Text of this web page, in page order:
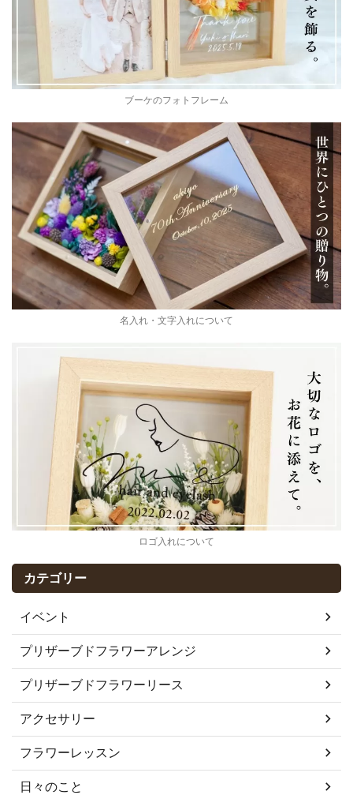
ブーケのフォトフレーム
名入れ・文字入れについて
ロゴ入れについて
カテゴリー
イベント
プリザーブドフラワーアレンジ
プリザーブドフラワーリース
アクセサリー
フラワーレッスン
日々のこと